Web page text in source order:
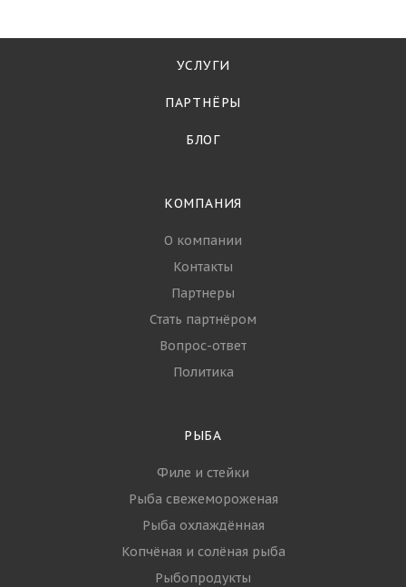
УСЛУГИ
ПАРТНЁРЫ
БЛОГ
КОМПАНИЯ
О компании
Контакты
Партнеры
Стать партнёром
Вопрос-ответ
Политика
РЫБА
Филе и стейки
Рыба свежемороженая
Рыба охлаждённая
Копчёная и солёная рыба
Рыбопродукты